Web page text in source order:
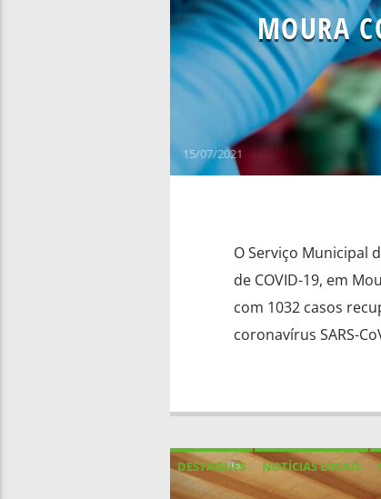
MOURA
15/07/2021
O Serviço Municipal
de COVID-19, em
com 1032 casos
coronavírus SARS-
DESTAQUES NOTÍCIAS LOCAIS